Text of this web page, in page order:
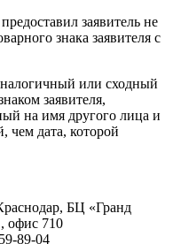
заявитель не
знака заявителя с
или сходный
заявителя,
на имя другого лица и
чем дата, которой
БЦ «Гранд
офис 710
89-04